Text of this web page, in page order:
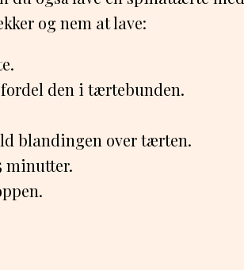
og nem at lave:
den i tærtebunden.
blandingen over tærten.
minutter.